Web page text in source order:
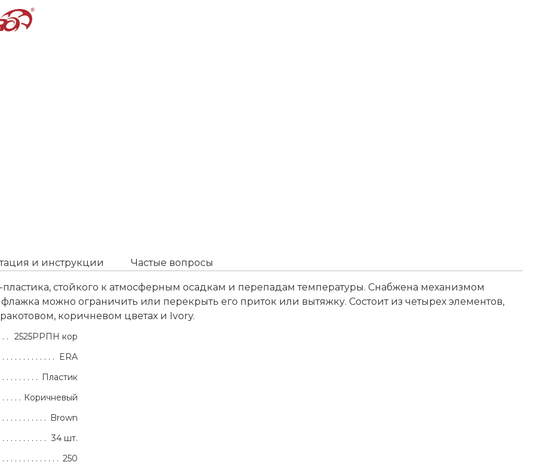
и инструкции Частые вопросы
стойкого к атмосферным осадкам и перепадам температуры. Снабжена механизмом
можно ограничить или перекрыть его приток или вытяжку. Состоит из четырех элементов,
коричневом цветах и Ivory.
2525РРПН кор
ERA
Пластик
Коричневый
Brown
34 шт.
250